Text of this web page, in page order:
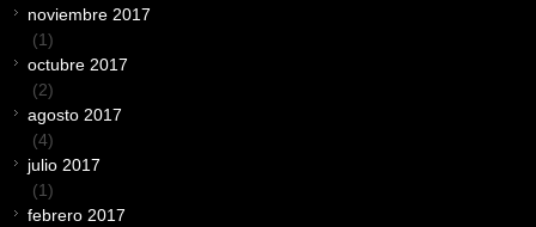
noviembre 2017
(1)
octubre 2017
(2)
agosto 2017
(4)
julio 2017
(1)
febrero 2017